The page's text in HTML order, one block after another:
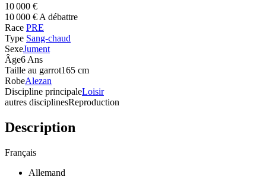
10 000 €
10 000 € A débattre
Race PRE
Type Sang-chaud
SexeJument
Âge6 Ans
Taille au garrot165 cm
RobeAlezan
Discipline principaleLoisir
autres disciplinesReproduction
Description
Français
Allemand